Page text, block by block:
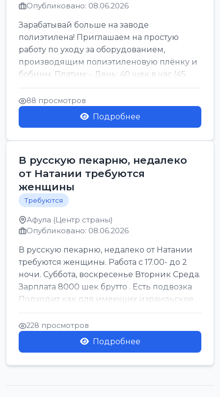
Опубликовано: 08.06.2026
Зарабатывай больше на заводе
полиэтилена! Приглашаем на простую
работу по уходу за оборудованием,
производящим полиэтиленовую плёнку и
бобины. Платим: - День: 40 шек в час (45
для синих бумаг и виз) -...
88 просмотров
Подробнее
В русскую пекарню, недалеко
от Натании требуются
женщины
Требуются
Афула (Центр страны)
Опубликовано: 08.06.2026
В русскую пекарню, недалеко от Натании
требуются женщины. Работа с 17.00- до 2
ночи. Суббота, воскресенье Вторник Среда.
Зарплата 8000 шек брутто . Есть подвозка
Подходит как для имеющих израильское
г...
228 просмотров
Подробнее